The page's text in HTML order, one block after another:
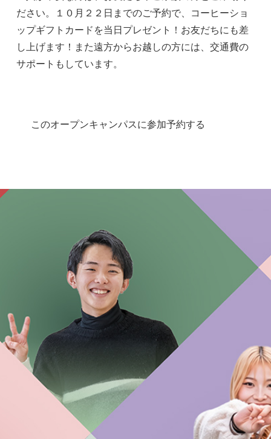
ださい。１０月２２日までのご予約で、コーヒーショ
ップギフトカードを当日プレゼント！お友だちにも差
し上げます！また遠方からお越しの方には、交通費の
サポートもしています。
このオープンキャンパスに参加予約する